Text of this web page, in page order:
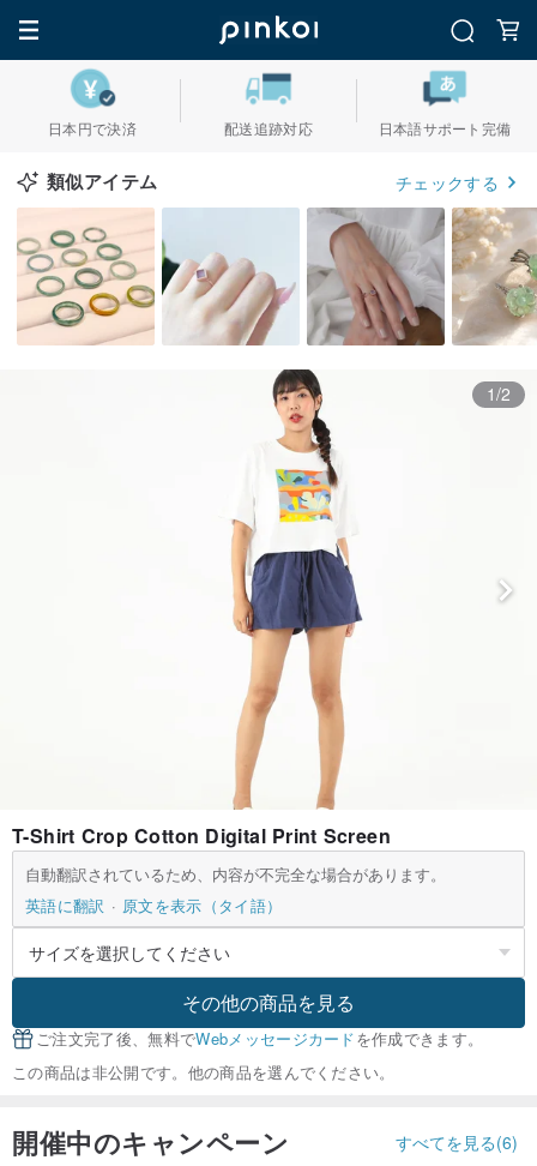
日本円で決済 配送追跡対応 日本語サポート完備
類似アイテム チェックする
1/2
T-Shirt Crop Cotton Digital Print Screen
自動翻訳されているため、内容が不完全な場合があります。
英語に翻訳
原文を表示（タイ語）
その他の商品を見る
ご注文完了後、無料でWebメッセージカードを作成できます。
この商品は非公開です。他の商品を選んでください。
開催中のキャンペーン すべてを見る(6)